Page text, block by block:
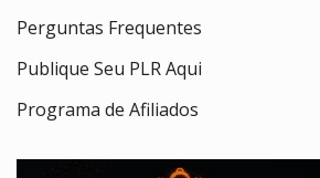
Perguntas Frequentes
Publique Seu PLR Aqui
Programa de Afiliados